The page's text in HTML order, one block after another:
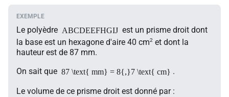
Le polyèdre ABCDEEFHGIJ est un prisme droit dont
la base est un hexagone d'aire 40 cm2 et dont la
hauteur est de 87 mm.
On sait que 87 \text{ mm} = 8{,}7 \text{ cm} .
Le volume de ce prisme droit est donné par :